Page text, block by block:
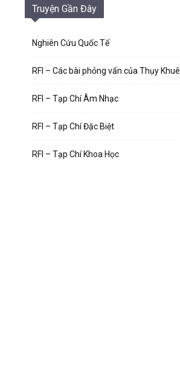
Truyện Gần Đây
Nghiên Cứu Quốc Tế
RFI – Các bài phỏng vấn của Thụy Khuê
RFI – Tạp Chí Âm Nhạc
RFI – Tạp Chí Đặc Biệt
RFI – Tạp Chí Khoa Học